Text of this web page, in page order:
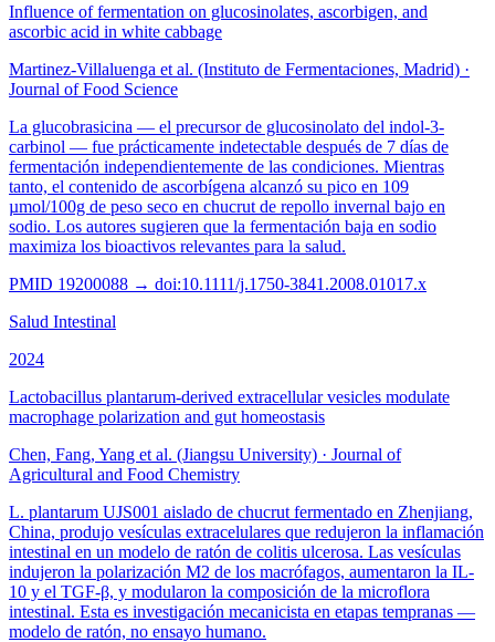
Influence of fermentation on glucosinolates, ascorbigen, and
ascorbic acid in white cabbage
Martinez-Villaluenga et al. (Instituto de Fermentaciones, Madrid) ·
Journal of Food Science
La glucobrasicina — el precursor de glucosinolato del indol-3-
carbinol — fue prácticamente indetectable después de 7 días de
fermentación independientemente de las condiciones. Mientras
tanto, el contenido de ascorbígena alcanzó su pico en 109
µmol/100g de peso seco en chucrut de repollo invernal bajo en
sodio. Los autores sugieren que la fermentación baja en sodio
maximiza los bioactivos relevantes para la salud.
PMID 19200088 → doi:10.1111/j.1750-3841.2008.01017.x
Salud Intestinal
2024
Lactobacillus plantarum-derived extracellular vesicles modulate
macrophage polarization and gut homeostasis
Chen, Fang, Yang et al. (Jiangsu University) · Journal of
Agricultural and Food Chemistry
L. plantarum UJS001 aislado de chucrut fermentado en Zhenjiang,
China, produjo vesículas extracelulares que redujeron la inflamación
intestinal en un modelo de ratón de colitis ulcerosa. Las vesículas
indujeron la polarización M2 de los macrófagos, aumentaron la IL-
10 y el TGF-β, y modularon la composición de la microflora
intestinal. Esta es investigación mecanicista en etapas tempranas —
modelo de ratón, no ensayo humano.